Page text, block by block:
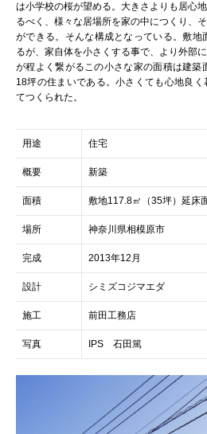
は小学校の桜が望める。大きさよりも居心
るべく、様々な居場所を家の中につくり、
ができる。そんな構成となっている。敷地
るが、家自体を小さくする事で、より外部
が程よく繋がるこの小さな家の面積は建
18坪の住まいである。小さくても心地良
てつくられた。
用途 住宅
概要 新築
面積 敷地117.8㎡（35坪）延床
場所 神奈川県相模原市
完成 2013年12月
設計 シミズコジマエダ
施工 前田工務店
写真 IPS 石田篤